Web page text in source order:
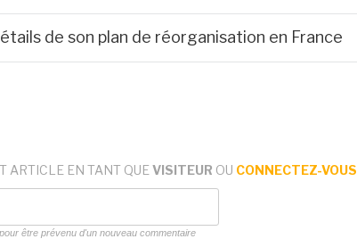
de son plan de réorganisation en France
ARTICLE EN TANT QUE VISITEUR OU CONNECTEZ-VOUS
être prévenu d'un nouveau commentaire